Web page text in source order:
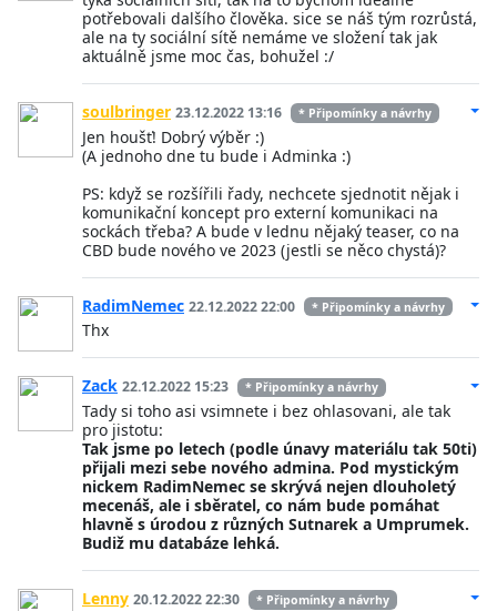
potřebovali dalšího člověka. sice se náš tým rozrůstá,
ale na ty sociální sítě nemáme ve složení tak jak
aktuálně jsme moc čas, bohužel :/
soulbringer 23.12.2022 13:16 * Připomínky a návrhy
Jen houšť! Dobrý výběr :)
(A jednoho dne tu bude i Adminka :)
PS: když se rozšířili řady, nechcete sjednotit nějak i
komunikační koncept pro externí komunikaci na
sockách třeba? A bude v lednu nějaký teaser, co na
CBD bude nového ve 2023 (jestli se něco chystá)?
RadimNemec 22.12.2022 22:00 * Připomínky a návrhy
Thx
Zack 22.12.2022 15:23 * Připomínky a návrhy
Tady si toho asi vsimnete i bez ohlasovani, ale tak
pro jistotu:
Tak jsme po letech (podle únavy materiálu tak 50ti)
přijali mezi sebe nového admina. Pod mystickým
nickem RadimNemec se skrývá nejen dlouholetý
mecenáš, ale i sběratel, co nám bude pomáhat
hlavně s úrodou z různých Sutnarek a Umprumek.
Budiž mu databáze lehká.
Lenny 20.12.2022 22:30 * Připomínky a návrhy